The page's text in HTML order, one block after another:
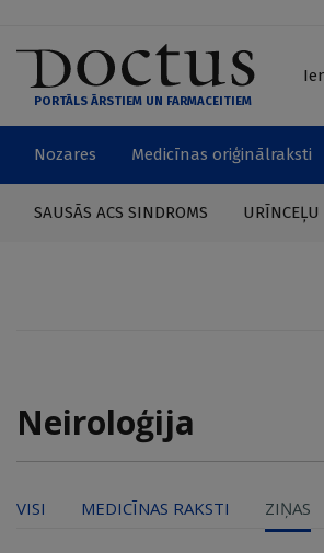
PORTĀLS ĀRSTIEM UN FARMACEITIEM
Nozares Medicīnas oriģinālraksti
SAUSĀS ACS SINDROMS URĪNCEĻU
Neiroloģija
VISI MEDICĪNAS RAKSTI ZIŅAS